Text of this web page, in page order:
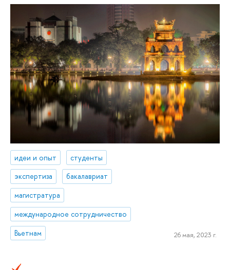
идеи и опыт
студенты
экспертиза
бакалавриат
магистратура
международное сотрудничество
Вьетнам
26 мая, 2023 г.